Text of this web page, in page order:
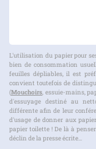
L'utilisation du papier pour
bien de consommation
feuilles dépliables, il est
convient toutefois de
(Mouchoirs, essuie-mains,
d'essuyage destiné au
différente afin de leur
d'usage de donner aux
papier toilette ! De là à
déclin de la presse écrite...